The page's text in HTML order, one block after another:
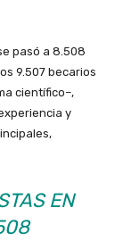
pasó a 8.508
9.507 becarios
científico–,
y
EN